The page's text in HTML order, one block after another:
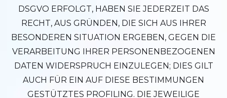
DSGVO ERFOLGT, HABEN SIE JEDERZEIT DAS
RECHT, AUS GRÜNDEN, DIE SICH AUS IHRER
BESONDEREN SITUATION ERGEBEN, GEGEN DIE
VERARBEITUNG IHRER PERSONENBEZOGENEN
DATEN WIDERSPRUCH EINZULEGEN; DIES GILT
AUCH FÜR EIN AUF DIESE BESTIMMUNGEN
GESTÜTZTES PROFILING. DIE JEWEILIGE